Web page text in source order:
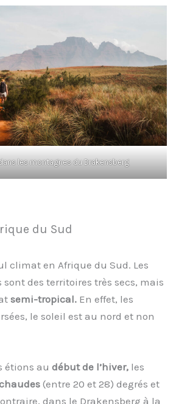
les montagnes du Drakensberg
du Sud
climat en Afrique du Sud. Les
sont des territoires très secs, mais
semi-tropical. En effet, les
le soleil est au nord et non
étions au début de l’hiver, les
(entre 20 et 28) degrés et
dans le Drakensberg à la